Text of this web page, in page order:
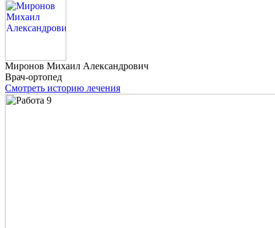
Миронов Михаил Александрович
Врач-ортопед
Смотреть историю лечения